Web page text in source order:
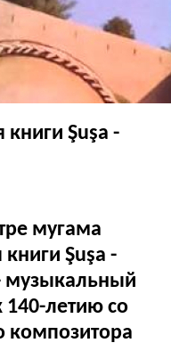
книги Şuşa -
мугама
книги Şuşa -
летию со
композитора